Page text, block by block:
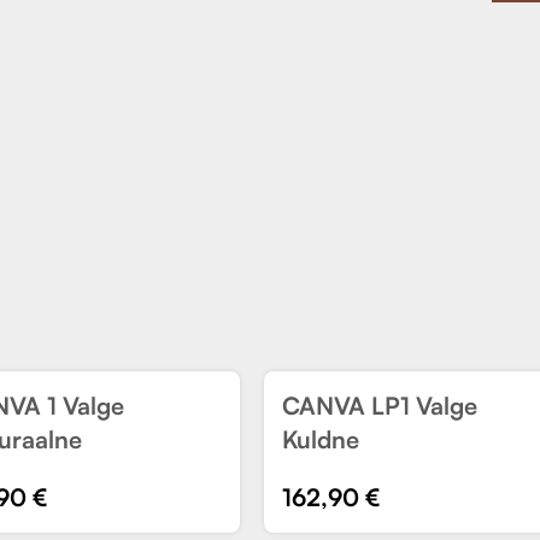
1 Valge
€
UUS
CANVA LP1 Valge
Kuldne
162,90€